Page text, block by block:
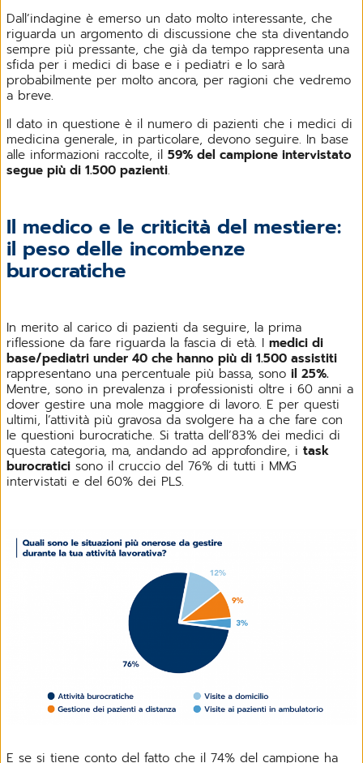
Dall’indagine è emerso un dato molto interessante, che
riguarda un argomento di discussione che sta diventando
sempre più pressante, che già da tempo rappresenta una
sfida per i medici di base e i pediatri e lo sarà
probabilmente per molto ancora, per ragioni che vedremo
a breve.
Il dato in questione è il numero di pazienti che i medici di
medicina generale, in particolare, devono seguire. In base
alle informazioni raccolte, il 59% del campione intervistato
segue più di 1.500 pazienti.
Il medico e le criticità del mestiere:
il peso delle incombenze
burocratiche
In merito al carico di pazienti da seguire, la prima
riflessione da fare riguarda la fascia di età. I medici di
base/pediatri under 40 che hanno più di 1.500 assistiti
rappresentano una percentuale più bassa, sono il 25%.
Mentre, sono in prevalenza i professionisti oltre i 60 anni a
dover gestire una mole maggiore di lavoro. E per questi
ultimi, l’attività più gravosa da svolgere ha a che fare con
le questioni burocratiche. Si tratta dell’83% dei medici di
questa categoria, ma, andando ad approfondire, i task
burocratici sono il cruccio del 76% di tutti i MMG
intervistati e del 60% dei PLS.
E se si tiene conto del fatto che il 74% del campione ha